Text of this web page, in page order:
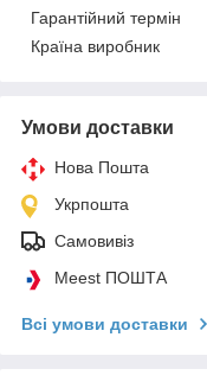
Гарантійний термін
Країна виробник
Умови доставки
Нова Пошта
Укрпошта
Самовивіз
Meest ПОШТА
Всі умови доставки